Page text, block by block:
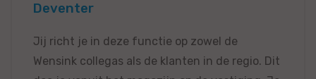
Deventer
Jij richt je in deze functie op zowel de
Wensink collegas als de klanten in de regio. Dit